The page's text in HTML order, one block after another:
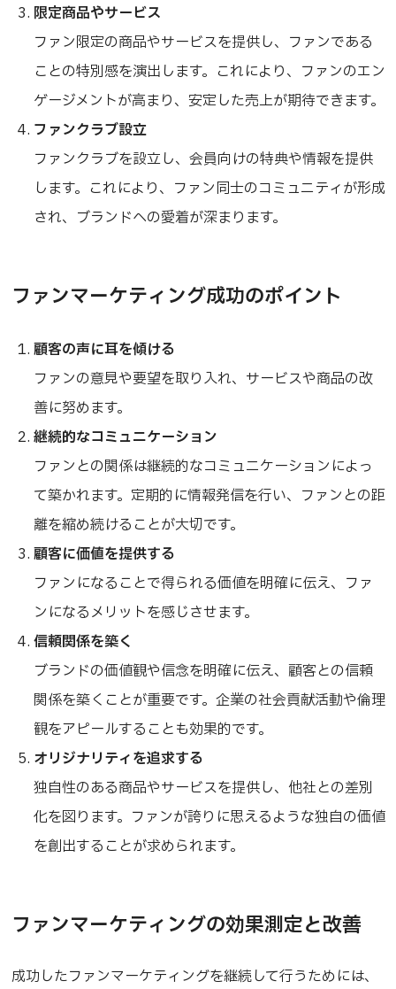
限定商品やサービス
ファン限定の商品やサービスを提供し、ファンである
ことの特別感を演出します。これにより、ファンのエン
ゲージメントが高まり、安定した売上が期待できます。
ファンクラブ設立
ファンクラブを設立し、会員向けの特典や情報を提供
します。これにより、ファン同士のコミュニティが形成
され、ブランドへの愛着が深まります。
ファンマーケティング成功のポイント
顧客の声に耳を傾ける
ファンの意見や要望を取り入れ、サービスや商品の改
善に努めます。
継続的なコミュニケーション
ファンとの関係は継続的なコミュニケーションによっ
て築かれます。定期的に情報発信を行い、ファンとの距
離を縮め続けることが大切です。
顧客に価値を提供する
ファンになることで得られる価値を明確に伝え、ファ
ンになるメリットを感じさせます。
信頼関係を築く
ブランドの価値観や信念を明確に伝え、顧客との信頼
関係を築くことが重要です。企業の社会貢献活動や倫理
観をアピールすることも効果的です。
オリジナリティを追求する
独自性のある商品やサービスを提供し、他社との差別
化を図ります。ファンが誇りに思えるような独自の価値
を創出することが求められます。
ファンマーケティングの効果測定と改善
成功したファンマーケティングを継続して行うためには、